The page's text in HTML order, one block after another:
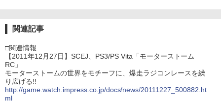
関連記事
□関連情報
【2011年12月27日】SCEJ、PS3/PS Vita「モーターストーム
RC」
モーターストームの世界をモチーフに、爆走ラジコンレースを繰
り広げる!!
http://game.watch.impress.co.jp/docs/news/20111227_500882.ht
ml